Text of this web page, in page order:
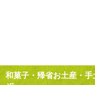
和菓子・帰省お土産・